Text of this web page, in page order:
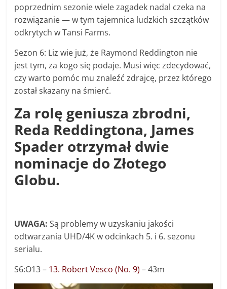
poprzednim sezonie wiele zagadek nadal czeka na
rozwiązanie — w tym tajemnica ludzkich szczątków
odkrytych w Tansi Farms.
Sezon 6: Liz wie już, że Raymond Reddington nie
jest tym, za kogo się podaje. Musi więc zdecydować,
czy warto pomóc mu znaleźć zdrajcę, przez którego
został skazany na śmierć.
Za rolę geniusza zbrodni,
Reda Reddingtona, James
Spader otrzymał dwie
nominacje do Złotego
Globu.
UWAGA:Są problemy w uzyskaniu jakości
odtwarzania UHD/4K w odcinkach 5. i 6. sezonu
serialu.
S6:O13 – 13. Robert Vesco (No. 9) – 43m